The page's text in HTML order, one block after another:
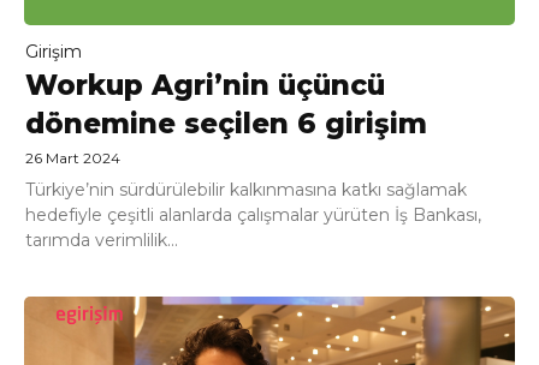
Girişim
Workup Agri’nin üçüncü
dönemine seçilen 6 girişim
26 Mart 2024
Türkiye’nin sürdürülebilir kalkınmasına katkı sağlamak
hedefiyle çeşitli alanlarda çalışmalar yürüten İş Bankası,
tarımda verimlilik...